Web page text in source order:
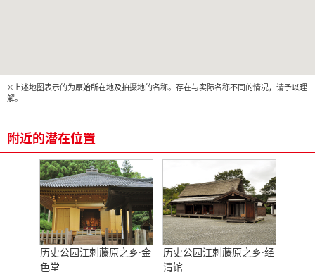
※上述地图表示的为原始所在地及拍摄地的名称。存在与实际名称不同的情况，请予以理
解。
附近的潜在位置
历史公园江刺藤原之乡·金
色堂
历史公园江刺藤原之乡·经
清馆